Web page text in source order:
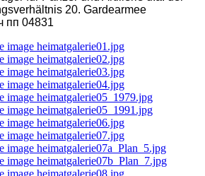
20. Gardearmee
пп 04831